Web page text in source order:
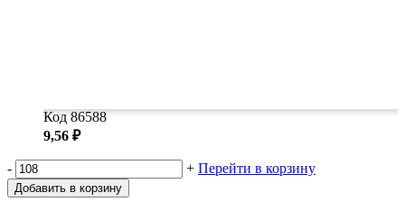
Код 86588
9,56 ₽
- + Перейти в корзину
Добавить в корзину